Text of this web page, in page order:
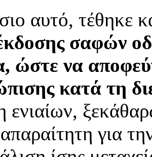
αυτό, τέθηκε
σαφών
ώστε να
κατά τη
ενιαίων,
απαραίτητη για